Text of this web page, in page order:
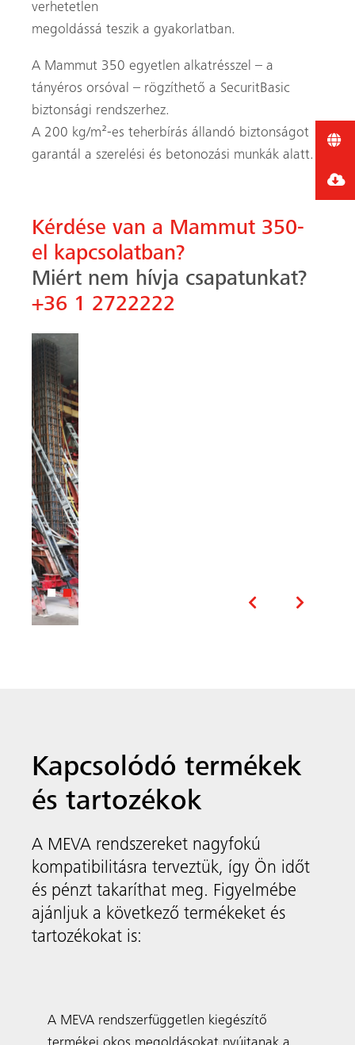
verhetetlen
megoldássá teszik a gyakorlatban.
A Mammut 350 egyetlen alkatrésszel – a
tányéros orsóval – rögzíthető a SecuritBasic
biztonsági rendszerhez.
A 200 kg/m²-es teherbírás állandó biztonságot
garantál a szerelési és betonozási munkák alatt.
Kérdése van a Mammut 350-
el kapcsolatban?
Miért nem hívja csapatunkat?
+36 1 2722222
Kapcsolódó termékek
és tartozékok
A MEVA rendszereket nagyfokú
kompatibilitásra terveztük, így Ön időt
és pénzt takaríthat meg. Figyelmébe
Rendszerfüggetlen
A MEVA rendszerfüggetlen kiegészítő
termékei okos megoldásokat nyújtanak a
falvéglezárásokra, rögzítésekre,
falkizárásokra, hogy a következő projektje a
lehető legegyszerűbb legyen.